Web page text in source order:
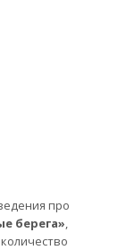
про
берега»,